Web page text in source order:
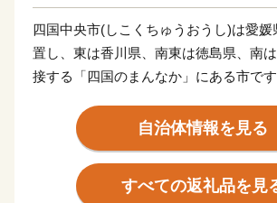
四国中央市(しこくちゅうおうし)は愛媛
置し、東は香川県、南東は徳島県、南
接する「四国のまんなか」にある市です
km、徳島市までは約100 km、大阪市へ
都まで約800 kmの距離にあります。
古くから「お札と切手以外は何でも揃
自治体情報を見る
すべての返礼品を見